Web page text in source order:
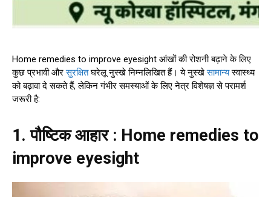
Home remedies to improve eyesight आंखों की रोशनी बढ़ाने के लिए
कुछ प्रभावी औरसुरक्षितघरेलू नुस्खे निम्नलिखित हैं। ये नुस्खेसामान्यस्वास्थ्य
को बढ़ावा दे सकते हैं, लेकिन गंभीर समस्याओं के लिए नेत्र विशेषज्ञ से परामर्श
जरूरी है:
1. पौष्टिक आहार : Home remedies to
improve eyesight